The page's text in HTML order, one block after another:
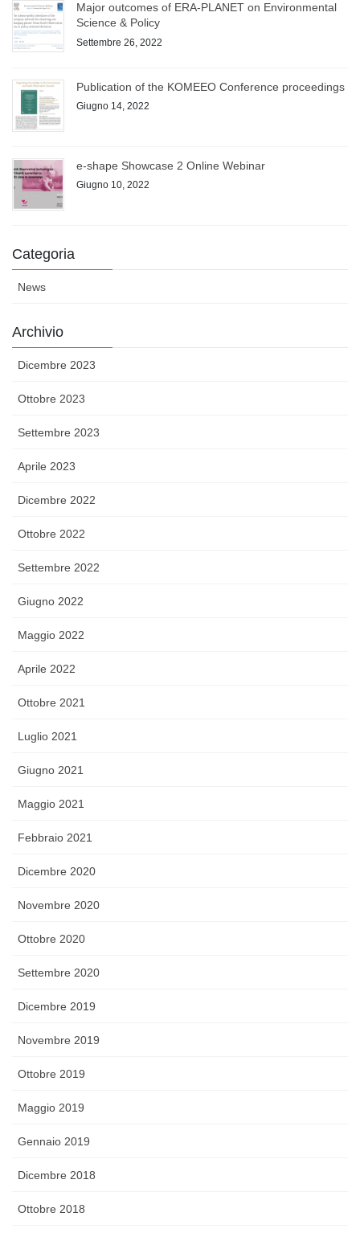
Major outcomes of ERA-PLANET on Environmental
Science & Policy
Settembre 26, 2022
Publication of the KOMEEO Conference proceedings
Giugno 14, 2022
e-shape Showcase 2 Online Webinar
Giugno 10, 2022
Categoria
News
Archivio
Dicembre 2023
Ottobre 2023
Settembre 2023
Aprile 2023
Dicembre 2022
Ottobre 2022
Settembre 2022
Giugno 2022
Maggio 2022
Aprile 2022
Ottobre 2021
Luglio 2021
Giugno 2021
Maggio 2021
Febbraio 2021
Dicembre 2020
Novembre 2020
Ottobre 2020
Settembre 2020
Dicembre 2019
Novembre 2019
Ottobre 2019
Maggio 2019
Gennaio 2019
Dicembre 2018
Ottobre 2018